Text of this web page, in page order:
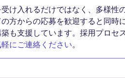
け入れるだけではなく、多様性
方からの応募を歓迎すると同時
も支援しています。採用プロセ
にご連絡ください。